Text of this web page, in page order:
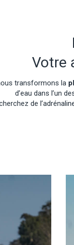
Votre
transformons la
d’eau dans l’un
de